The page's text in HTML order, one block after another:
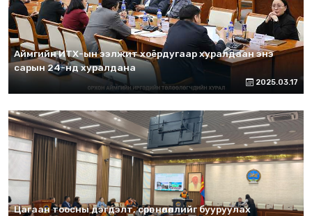
Аймгийн ИТХ-ын ээлжит хоёрдугаар хуралдаан энэ
сарын 24-нд хуралдана
2025.03.17
Цагаан тоосны дэгдэлт, сөрөг нөлөөллийг бууруулах